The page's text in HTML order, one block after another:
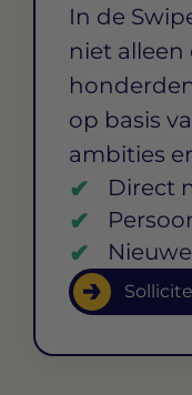
In de
niet alleen
op basis
ambities
Direct